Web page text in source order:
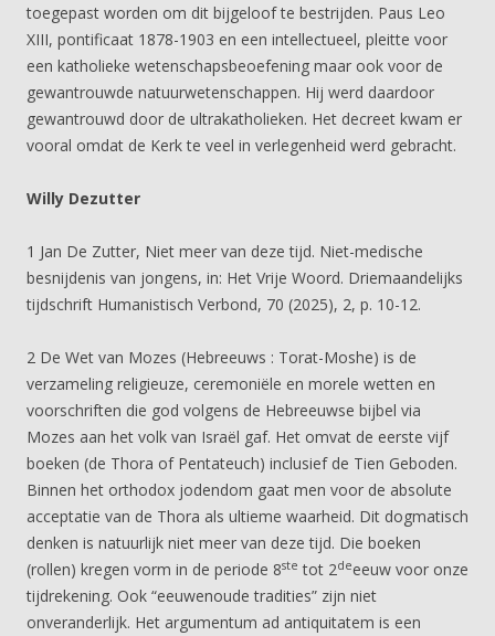
toegepast worden om dit bijgeloof te bestrijden. Paus Leo
XIII, pontificaat 1878-1903 en een intellectueel, pleitte voor
een katholieke wetenschapsbeoefening maar ook voor de
gewantrouwde natuurwetenschappen. Hij werd daardoor
gewantrouwd door de ultrakatholieken. Het decreet kwam er
vooral omdat de Kerk te veel in verlegenheid werd gebracht.
Willy Dezutter
1 Jan De Zutter, Niet meer van deze tijd. Niet-medische
besnijdenis van jongens, in: Het Vrije Woord. Driemaandelijks
tijdschrift Humanistisch Verbond, 70 (2025), 2, p. 10-12.
2 De Wet van Mozes (Hebreeuws : Torat-Moshe) is de
verzameling religieuze, ceremoniële en morele wetten en
voorschriften die god volgens de Hebreeuwse bijbel via
Mozes aan het volk van Israël gaf. Het omvat de eerste vijf
boeken (de Thora of Pentateuch) inclusief de Tien Geboden.
Binnen het orthodox jodendom gaat men voor de absolute
acceptatie van de Thora als ultieme waarheid. Dit dogmatisch
denken is natuurlijk niet meer van deze tijd. Die boeken
(rollen) kregen vorm in de periode 8ste tot 2deeeuw voor onze
tijdrekening. Ook “eeuwenoude tradities” zijn niet
onveranderlijk. Het argumentum ad antiquitatem is een